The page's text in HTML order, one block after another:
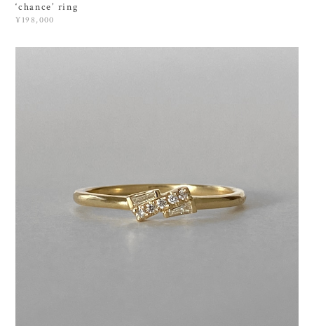
‘chance’ ring
¥198,000